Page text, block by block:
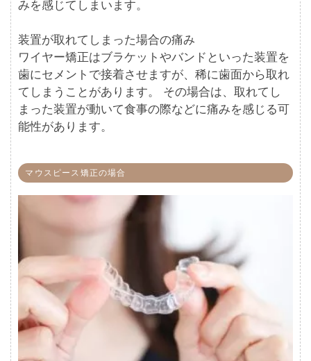
みを感じてしまいます。
装置が取れてしまった場合の痛み
ワイヤー矯正はブラケットやバンドといった装置を
歯にセメントで接着させますが、稀に歯面から取れ
てしまうことがあります。 その場合は、取れてし
まった装置が動いて食事の際などに痛みを感じる可
能性があります。
マウスピース矯正の場合